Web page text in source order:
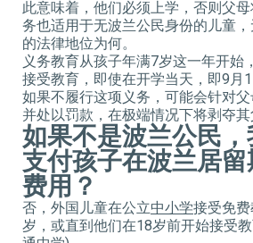
此意味着，他们必须上学，否则父
务也适用于无波兰公民身份的儿童
的法律地位为何。
义务教育从孩子年满7岁这一年开始
接受教育，即使在开学当天，即9月1
如果不履行这项义务，可能会针对父
并处以罚款，在极端情况下将剥夺其
如果不是波兰公民
支付孩子在波兰居
费用？
否，外国儿童在公立中小学接受免
岁，或直到他们在18岁前开始接受